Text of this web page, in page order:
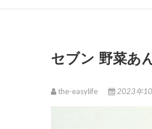
セブン 野菜あ
the-easylife 2023年